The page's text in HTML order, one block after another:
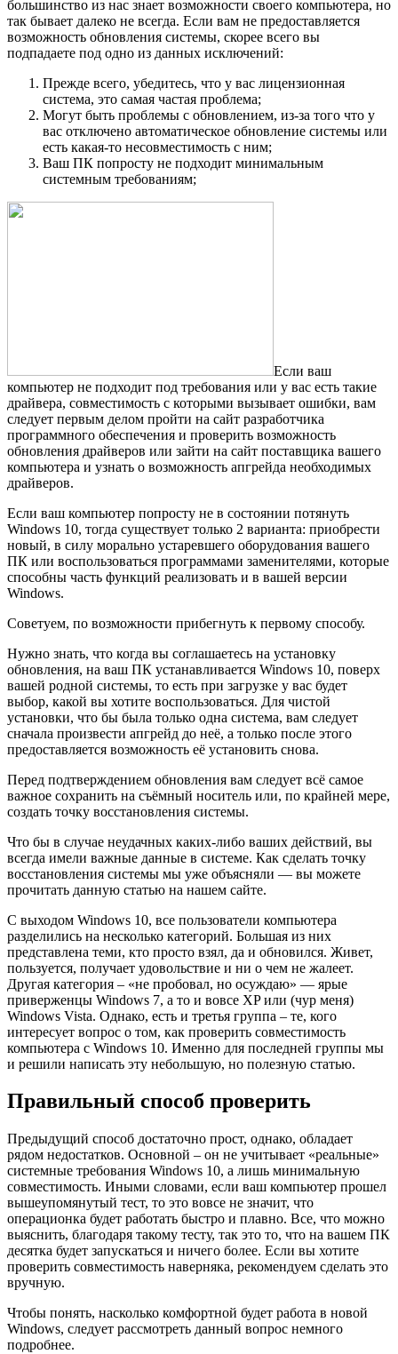
большинство из нас знает возможности своего компьютера, но
так бывает далеко не всегда. Если вам не предоставляется
возможность обновления системы, скорее всего вы
подпадаете под одно из данных исключений:
Прежде всего, убедитесь, что у вас лицензионная
система, это самая частая проблема;
Могут быть проблемы с обновлением, из-за того что у
вас отключено автоматическое обновление системы или
есть какая-то несовместимость с ним;
Ваш ПК попросту не подходит минимальным
системным требованиям;
Если ваш
компьютер не подходит под требования или у вас есть такие
драйвера, совместимость с которыми вызывает ошибки, вам
следует первым делом пройти на сайт разработчика
программного обеспечения и проверить возможность
обновления драйверов или зайти на сайт поставщика вашего
компьютера и узнать о возможность апгрейда необходимых
драйверов.
Если ваш компьютер попросту не в состоянии потянуть
Windows 10, тогда существует только 2 варианта: приобрести
новый, в силу морально устаревшего оборудования вашего
ПК или воспользоваться программами заменителями, которые
способны часть функций реализовать и в вашей версии
Windows.
Советуем, по возможности прибегнуть к первому способу.
Нужно знать, что когда вы соглашаетесь на установку
обновления, на ваш ПК устанавливается Windows 10, поверх
вашей родной системы, то есть при загрузке у вас будет
выбор, какой вы хотите воспользоваться. Для чистой
установки, что бы была только одна система, вам следует
сначала произвести апгрейд до неё, а только после этого
предоставляется возможность её установить снова.
Перед подтверждением обновления вам следует всё самое
важное сохранить на съёмный носитель или, по крайней мере,
создать точку восстановления системы.
Что бы в случае неудачных каких-либо ваших действий, вы
всегда имели важные данные в системе. Как сделать точку
восстановления системы мы уже объясняли — вы можете
прочитать данную статью на нашем сайте.
С выходом Windows 10, все пользователи компьютера
разделились на несколько категорий. Большая из них
представлена теми, кто просто взял, да и обновился. Живет,
пользуется, получает удовольствие и ни о чем не жалеет.
Другая категория – «не пробовал, но осуждаю» — ярые
приверженцы Windows 7, а то и вовсе XP или (чур меня)
Windows Vista. Однако, есть и третья группа – те, кого
интересует вопрос о том, как проверить совместимость
компьютера с Windows 10. Именно для последней группы мы
и решили написать эту небольшую, но полезную статью.
Правильный способ проверить
Предыдущий способ достаточно прост, однако, обладает
рядом недостатков. Основной – он не учитывает «реальные»
системные требования Windows 10, а лишь минимальную
совместимость. Иными словами, если ваш компьютер прошел
вышеупомянутый тест, то это вовсе не значит, что
операционка будет работать быстро и плавно. Все, что можно
выяснить, благодаря такому тесту, так это то, что на вашем ПК
десятка будет запускаться и ничего более. Если вы хотите
проверить совместимость наверняка, рекомендуем сделать это
вручную.
Чтобы понять, насколько комфортной будет работа в новой
Windows, следует рассмотреть данный вопрос немного
подробнее.